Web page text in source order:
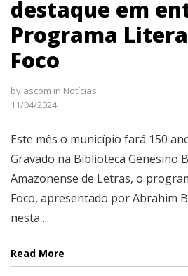
destaque em
Programa
Foco
by ascom in Notícias
11/04/2024
Este mês o município fará 150
Gravado na Biblioteca Genesino
Amazonense de Letras, o
Foco, apresentado por Abrahim
nesta ...
Read More